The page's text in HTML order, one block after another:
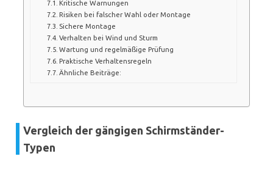
Kritische Warnungen
Risiken bei falscher Wahl oder Montage
Sichere Montage
Verhalten bei Wind und Sturm
Wartung und regelmäßige Prüfung
Praktische Verhaltensregeln
Ähnliche Beiträge:
Vergleich der gängigen Schirmständer-
Typen